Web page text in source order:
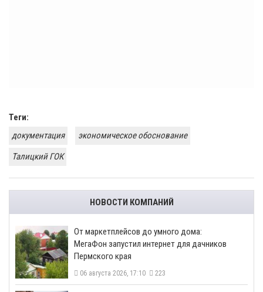
Теги:
документация
экономическое обоснование
Талицкий ГОК
НОВОСТИ КОМПАНИЙ
От маркетплейсов до умного дома:
МегаФон запустил интернет для дачников
Пермского края
06 августа 2026, 17:10 223